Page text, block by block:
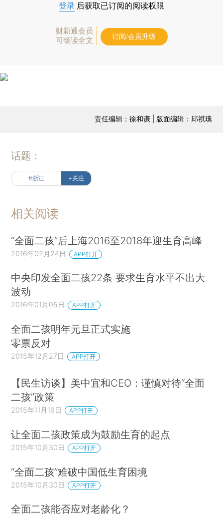
登录 后获取已订阅的阅读权限
财新通会员
可畅读全文
订阅/会员升级
责任编辑：徐和谦 | 版面编辑：邱祺璞
话题：
#浙江 +关注
相关阅读
“全面二孩”后上海2016至2018年迎生育高峰
2016年02月24日 APP打开
中央印发全面二孩22条 要求生育水平不出大
波动
2016年01月05日 APP打开
全面二孩明年元旦正式实施
零票反对
2015年12月27日 APP打开
【民生访谈】美中宜和CEO：谨慎对待“全面
二孩”政策
2015年11月16日 APP打开
让全面二孩政策成为鼓励生育的起点
2015年10月30日 APP打开
“全面二孩”难破中国低生育困境
2015年10月30日 APP打开
全面二孩能否应对老龄化？